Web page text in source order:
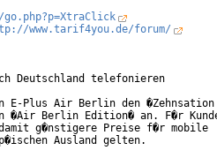
www.tarif4you.de/forum/
Deutschland telefonieren
E-Plus Air Berlin den �Zehnsation
Berlin Edition� an. F�r
g�nstigere Preise f�r mobile
Ausland gelten.